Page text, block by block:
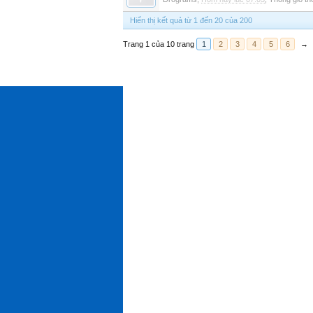
Hiển thị kết quả từ 1 đến 20 của 200
Trang 1 của 10 trang 1 2 3 4 5 6 →